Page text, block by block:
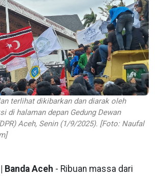
terlihat dikibarkan dan diarak oleh
di halaman depan Gedung Dewan
Aceh, Senin (1/9/2025). [Foto: Naufal
Banda Aceh - Ribuan massa dari